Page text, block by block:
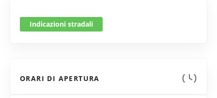
Indicazioni stradali
ORARI DI APERTURA